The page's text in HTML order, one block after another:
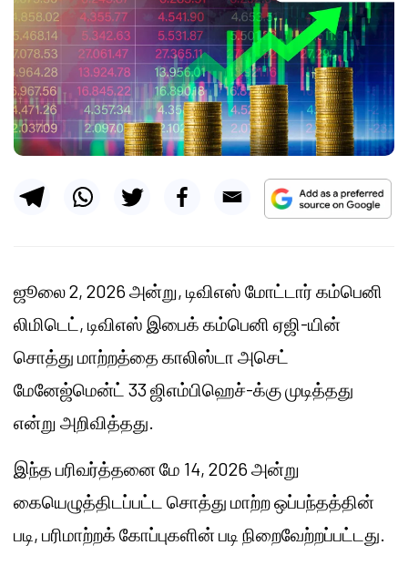
ஜூலை 2, 2026 அன்று, டிவிஎஸ் மோட்டார் கம்பெனி
லிமிடெட், டிவிஎஸ் இபைக் கம்பெனி ஏஜி-யின்
சொத்து மாற்றத்தை காலிஸ்டா அசெட்
மேனேஜ்மென்ட் 33 ஜிஎம்பிஹெச்-க்கு முடித்தது
என்று அறிவித்தது.
இந்த பரிவர்த்தனை மே 14, 2026 அன்று
கையெழுத்திடப்பட்ட சொத்து மாற்ற ஒப்பந்தத்தின்
படி, பரிமாற்றக் கோப்புகளின் படி நிறைவேற்றப்பட்டது.